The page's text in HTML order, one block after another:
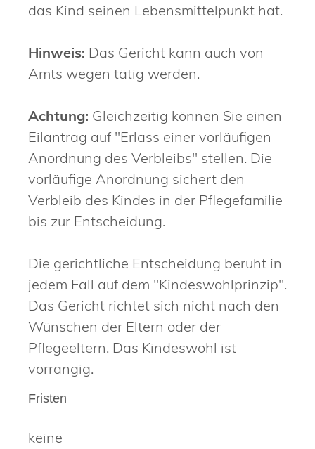
das Kind seinen Lebensmittelpunkt hat.
Hinweis: Das Gericht kann auch von
Amts wegen tätig werden.
Achtung: Gleichzeitig können Sie einen
Eilantrag auf "Erlass einer vorläufigen
Anordnung des Verbleibs" stellen. Die
vorläufige Anordnung sichert den
Verbleib des Kindes in der Pflegefamilie
bis zur Entscheidung.
Die gerichtliche Entscheidung beruht in
jedem Fall auf dem "Kindeswohlprinzip".
Das Gericht richtet sich nicht nach den
Wünschen der Eltern oder der
Pflegeeltern. Das Kindeswohl ist
vorrangig.
Fristen
keine